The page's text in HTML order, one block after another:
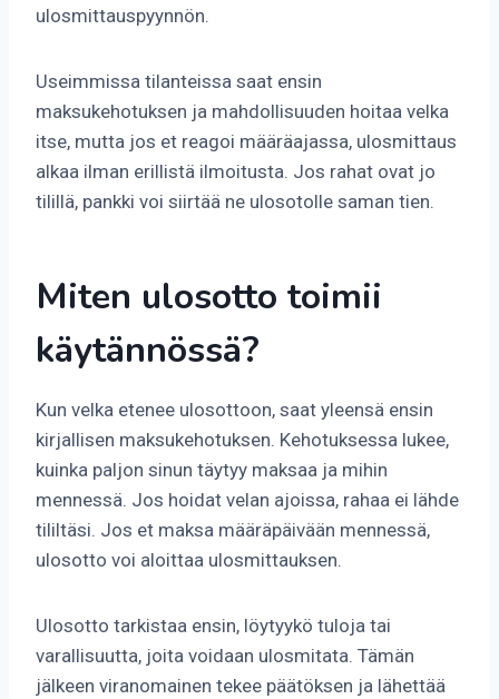
ulosmittauspyynnön.
Useimmissa tilanteissa saat ensin
maksukehotuksen ja mahdollisuuden hoitaa velka
itse, mutta jos et reagoi määräajassa, ulosmittaus
alkaa ilman erillistä ilmoitusta. Jos rahat ovat jo
tilillä, pankki voi siirtää ne ulosotolle saman tien.
Miten ulosotto toimii
käytännössä?
Kun velka etenee ulosottoon, saat yleensä ensin
kirjallisen maksukehotuksen. Kehotuksessa lukee,
kuinka paljon sinun täytyy maksaa ja mihin
mennessä. Jos hoidat velan ajoissa, rahaa ei lähde
tililtäsi. Jos et maksa määräpäivään mennessä,
ulosotto voi aloittaa ulosmittauksen.
Ulosotto tarkistaa ensin, löytyykö tuloja tai
varallisuutta, joita voidaan ulosmitata. Tämän
jälkeen viranomainen tekee päätöksen ja lähettää